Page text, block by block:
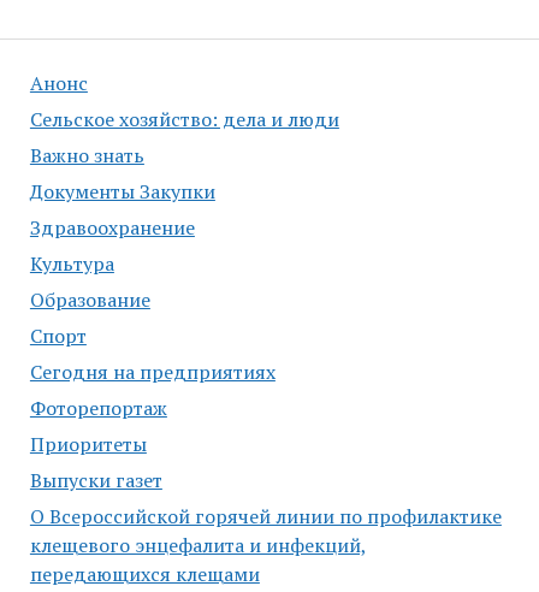
Анонс
Сельское хозяйство: дела и люди
Важно знать
Документы Закупки
Здравоохранение
Культура
Образование
Спорт
Сегодня на предприятиях
Фоторепортаж
Приоритеты
Выпуски газет
О Всероссийской горячей линии по профилактике
клещевого энцефалита и инфекций,
передающихся клещами